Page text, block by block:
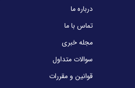
درباره ما
تماس با ما
مجله خبری
سوالات متداول
قوانین و مقررات